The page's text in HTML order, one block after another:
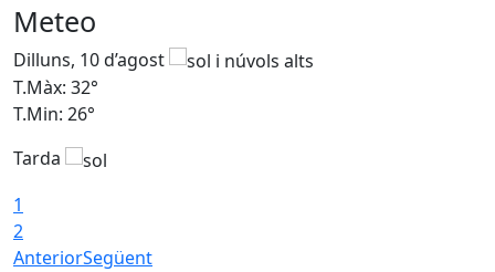
Meteo
Dilluns, 10 d’agost
T.Màx: 32°
T.Min: 26°
Tarda
1
2
AnteriorSegüent